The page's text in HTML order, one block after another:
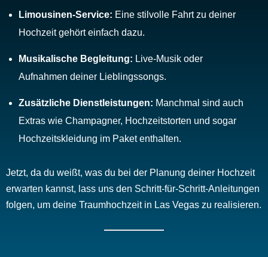
Limousinen-Service: Eine stilvolle Fahrt zu deiner
Hochzeit gehört einfach dazu.
Musikalische Begleitung: Live-Musik oder
Aufnahmen deiner Lieblingssongs.
Zusätzliche Dienstleistungen: Manchmal sind auch
Extras wie Champagner, Hochzeitstorten und sogar
Hochzeitskleidung im Paket enthalten.
Jetzt, da du weißt, was du bei der Planung deiner Hochzeit
erwarten kannst, lass uns den Schritt-für-Schritt-Anleitungen
folgen, um deine Traumhochzeit in Las Vegas zu realisieren.